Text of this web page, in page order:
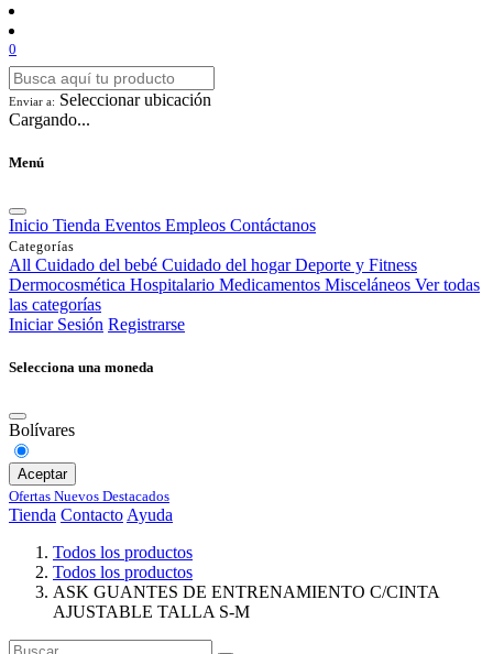
0
Enviar a: Seleccionar ubicación
Cargando...
Menú
Inicio Tienda Eventos Empleos Contáctanos
Categorías
All Cuidado del bebé Cuidado del hogar Deporte y Fitness
Dermocosmética Hospitalario Medicamentos Misceláneos Ver todas
las categorías
Iniciar Sesión Registrarse
Selecciona una moneda
Bolívares
Aceptar
Ofertas Nuevos Destacados
Tienda Contacto Ayuda
Todos los productos
Todos los productos
ASK GUANTES DE ENTRENAMIENTO C/CINTA
AJUSTABLE TALLA S-M